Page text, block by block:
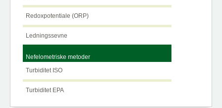
Redoxpotentiale (ORP)
Ledningssevne
Nefelometriske metoder
Turbiditet ISO
Turbiditet EPA